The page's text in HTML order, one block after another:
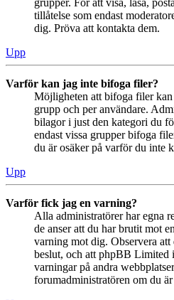
grupper. För att visa, läsa,
tillåtelse som endast
dig. Pröva att kontakta dem.
Upp
Varför kan jag inte bifoga filer?
Möjligheten att bifoga filer
grupp och per användare.
bilagor i just den kategori du
endast vissa grupper bifoga
du är osäker på varför du inte
Upp
Varför fick jag en varning?
Alla administratörer har egna
de anser att du har brutit mot
varning mot dig. Observera att
beslut, och att phpBB Limited
varningar på andra
forumadministratören om du